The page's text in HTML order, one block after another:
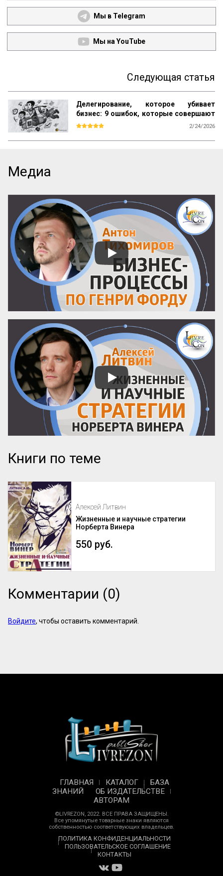
Мы в Telegram
Мы на YouTube
Следующая статья
Делегирование, которое убивает
бизнес: 9 ошибок, которые совершают
прямо сейчас
2/24/2026
Мы привыкли делегировать людям, но
забываем настраивать процессы. Ставка
на человеческий фактор превращает
управление в лотерею, где выигрышный
билет достаётся лишь единицам.
Существует иной подход: он позволяет
сделать компанию человеко-
независимой, где результат гарантирует
не гениальность сотрудника, а ...
Медиа
Книги по теме
Алексей Литвин
Жизненные и научные стратегии
Норберта Винера
550 руб.
Комментарии (0)
Войдите, чтобы оставить комментарий.
ГЛАВНАЯ КАТАЛОГ
БАЗА
ЗНАНИЙ
ОБ ИЗДАТЕЛЬСТВЕ
АВТОРАМ
©LIVREZON, 2022. ВСЕ ПРАВА ЗАЩИЩЕНЫ.
Все упомянутые товарные знаки являются
собственностью соответствующих владельцев.
ПОЛИТИКА КОНФИДЕНЦИАЛЬНОСТИ
ПОЛЬЗОВАТЕЛЬСКОЕ СОГЛАШЕНИЕ
КОНТАКТЫ